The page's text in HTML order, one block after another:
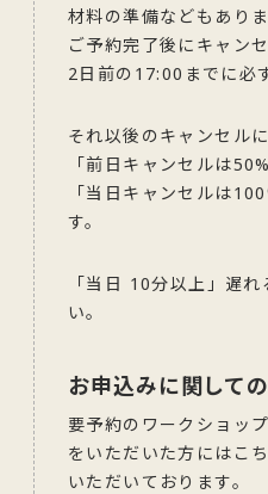
材料の準備などもあり
ご予約完了後にキャン
2日前の17:00までに必
それ以後のキャンセル
「前日キャンセルは50%
「当日キャンセルは
す。
「当日 10分以上」遅
い。
お申込みに関して
要予約のワークショッ
をいただいた方にはこ
いただいております。